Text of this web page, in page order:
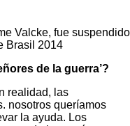
Valcke, fue
Brasil 2014
de la guerra’?
realidad, las
nosotros queríamos
la ayuda. Los